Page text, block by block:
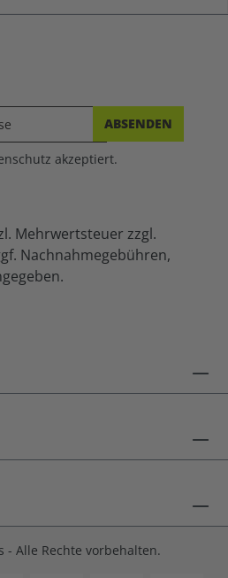
ABSENDEN
akzeptiert.
Mehrwertsteuer zzgl.
Nachnahmegebühren,
- Alle Rechte vorbehalten.